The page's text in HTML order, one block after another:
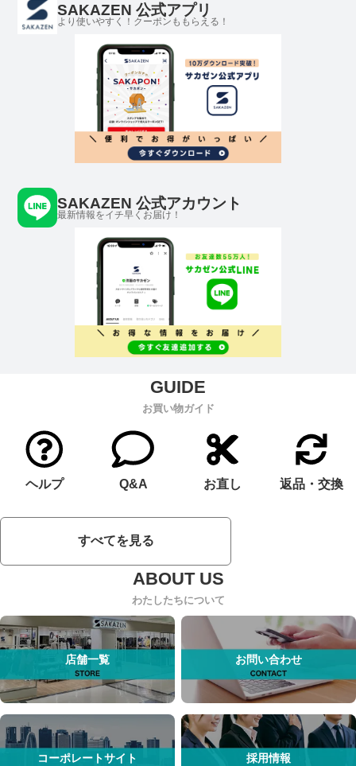
SAKAZEN 公式アプリ
より使いやすく！クーポンももらえる！
SAKAZEN 公式アカウント
最新情報をイチ早くお届け！
お買い物ガイド
ヘルプ Q&A お直し 返品・交換
すべてを見る
わたしたちについて
店舗一覧 お問い合わせ
コーポレートサイト 採用情報